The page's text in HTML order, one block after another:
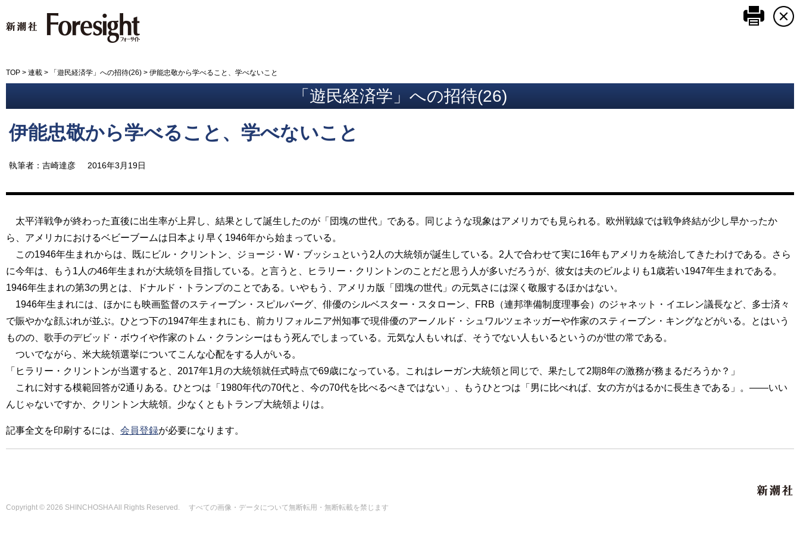
このペ
TOP > 連載 > 「遊民経済学」への招待(26) > 伊能忠敬から学べること、学べないこと
「遊民経済学」への招待(26)
伊能忠敬から学べること、学べないこと
執筆者：吉崎達彦 2016年3月19日
太平洋戦争が終わった直後に出生率が上昇し、結果として誕生したのが「団塊の世代」である。同じような現象はアメリカでも見られる。欧州戦線では戦争終結が少し早かったか
ら、アメリカにおけるベビーブームは日本より早く1946年から始まっている。
この1946年生まれからは、既にビル・クリントン、ジョージ・W・ブッシュという2人の大統領が誕生している。2人で合わせて実に16年もアメリカを統治してきたわけである。さら
に今年は、もう1人の46年生まれが大統領を目指している。と言うと、ヒラリー・クリントンのことだと思う人が多いだろうが、彼女は夫のビルよりも1歳若い1947年生まれである。
1946年生まれの第3の男とは、ドナルド・トランプのことである。いやもう、アメリカ版「団塊の世代」の元気さには深く敬服するほかはない。
1946年生まれには、ほかにも映画監督のスティーブン・スピルバーグ、俳優のシルベスター・スタローン、FRB（連邦準備制度理事会）のジャネット・イエレン議長など、多士済々
で賑やかな顔ぶれが並ぶ。ひとつ下の1947年生まれにも、前カリフォルニア州知事で現俳優のアーノルド・シュワルツェネッガーや作家のスティーブン・キングなどがいる。とはいう
ものの、歌手のデビッド・ボウイや作家のトム・クランシーはもう死んでしまっている。元気な人もいれば、そうでない人もいるというのが世の常である。
ついでながら、米大統領選挙についてこんな心配をする人がいる。
「ヒラリー・クリントンが当選すると、2017年1月の大統領就任式時点で69歳になっている。これはレーガン大統領と同じで、果たして2期8年の激務が務まるだろうか？」
これに対する模範回答が2通りある。ひとつは「1980年代の70代と、今の70代を比べるべきではない」、もうひとつは「男に比べれば、女の方がはるかに長生きである」。――いい
んじゃないですか、クリントン大統領。少なくともトランプ大統領よりは。
記事全文を印刷するには、 会員登録が必要になります。
Copyright © 2026 SHINCHOSHA All Rights Reserved. すべての画像・データについて無断転用・無断転載を禁じます